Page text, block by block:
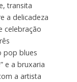
transita
a delicadeza
celebração
pop blues
e a bruxaria
a artista